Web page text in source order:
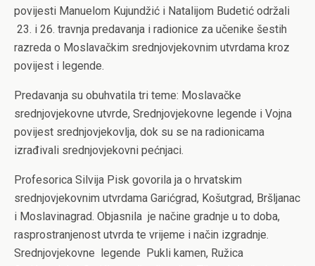
povijesti Manuelom Kujundžić i Natalijom Budetić održali
23. i 26. travnja predavanja i radionice za učenike šestih
razreda o Moslavačkim srednjovjekovnim utvrdama kroz
povijest i legende.
Predavanja su obuhvatila tri teme: Moslavačke
srednjovjekovne utvrde, Srednjovjekovne legende i Vojna
povijest srednjovjekovlja, dok su se na radionicama
izrađivali srednjovjekovni pećnjaci.
Profesorica Silvija Pisk govorila ja o hrvatskim
srednjovjekovnim utvrdama Garićgrad, Košutgrad, Bršljanac
i Moslavinagrad. Objasnila je načine gradnje u to doba,
rasprostranjenost utvrda te vrijeme i način izgradnje.
Srednjovjekovne legende Pukli kamen, Ružica